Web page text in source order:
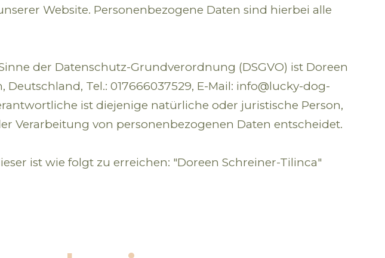
Website. Personenbezogene Daten sind hierbei alle
der Datenschutz-Grundverordnung (DSGVO) ist Doreen
Tel.: 017666037529, E-Mail: info@lucky-dog-
ist diejenige natürliche oder juristische Person,
Verarbeitung von personenbezogenen Daten entscheidet.
ist wie folgt zu erreichen: "Doreen Schreiner-Tilinca"